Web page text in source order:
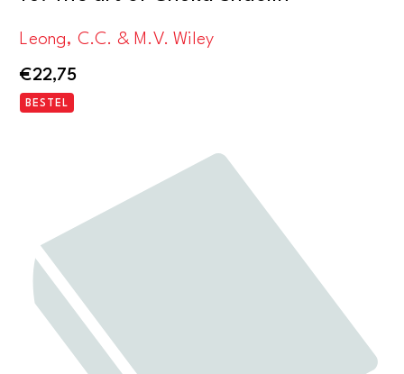
Leong, C.C. & M.V. Wiley
€22,75
BESTEL